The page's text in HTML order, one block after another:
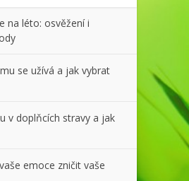
na léto: osvěžení i
se užívá a jak vybrat
v doplňcích stravy a jak
emoce zničit vaše